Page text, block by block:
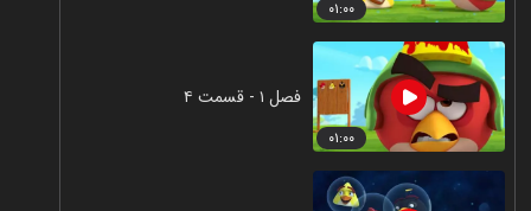
۰۱:۰۰
۰۱:۰۰
فصل ۱ - قسمت ۴